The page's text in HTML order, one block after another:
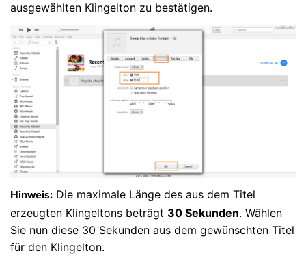
ausgewählten Klingelton zu bestätigen.
Hinweis: Die maximale Länge des aus dem Titel
erzeugten Klingeltons beträgt 30 Sekunden. Wählen
Sie nun diese 30 Sekunden aus dem gewünschten Titel
für den Klingelton.